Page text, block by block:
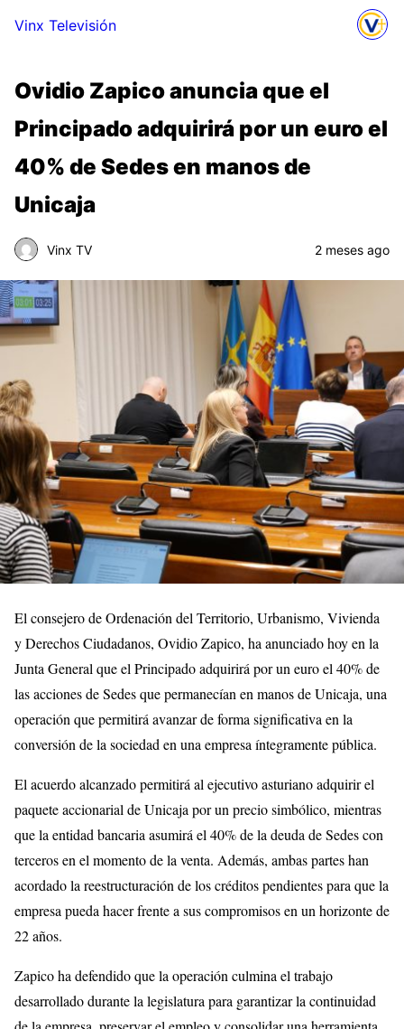
Vinx Televisión
Ovidio Zapico anuncia que el
Principado adquirirá por un euro el
40% de Sedes en manos de
Unicaja
Vinx TV 2 meses ago
El consejero de Ordenación del Territorio, Urbanismo, Vivienda
y Derechos Ciudadanos, Ovidio Zapico, ha anunciado hoy en la
Junta General que el Principado adquirirá por un euro el 40% de
las acciones de Sedes que permanecían en manos de Unicaja, una
operación que permitirá avanzar de forma significativa en la
conversión de la sociedad en una empresa íntegramente pública.
El acuerdo alcanzado permitirá al ejecutivo asturiano adquirir el
paquete accionarial de Unicaja por un precio simbólico, mientras
que la entidad bancaria asumirá el 40% de la deuda de Sedes con
terceros en el momento de la venta. Además, ambas partes han
acordado la reestructuración de los créditos pendientes para que la
empresa pueda hacer frente a sus compromisos en un horizonte de
22 años.
Zapico ha defendido que la operación culmina el trabajo
desarrollado durante la legislatura para garantizar la continuidad